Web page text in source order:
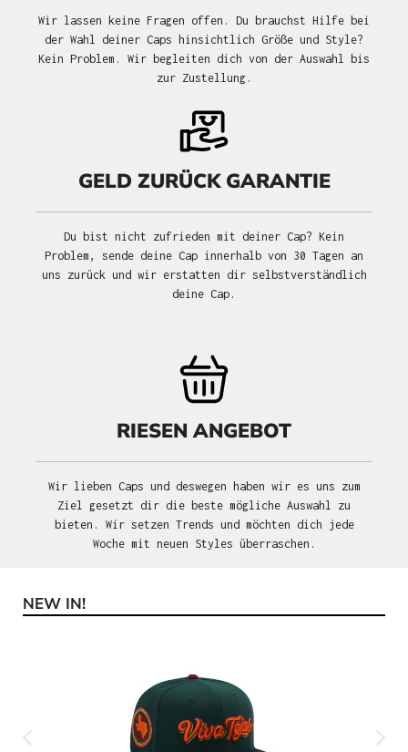
Wir lassen keine Fragen offen. Du brauchst Hilfe bei
der Wahl deiner Caps hinsichtlich Größe und Style?
Kein Problem. Wir begleiten dich von der Auswahl bis
zur Zustellung.
GELD ZURÜCK GARANTIE
Du bist nicht zufrieden mit deiner Cap? Kein
Problem, sende deine Cap innerhalb von 30 Tagen an
uns zurück und wir erstatten dir selbstverständlich
deine Cap.
RIESEN ANGEBOT
Wir lieben Caps und deswegen haben wir es uns zum
Ziel gesetzt dir die beste mögliche Auswahl zu
bieten. Wir setzen Trends und möchten dich jede
Woche mit neuen Styles überraschen.
Produktgalerie überspringen
NEW IN!